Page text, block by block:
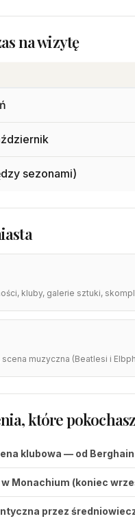
na wizytę
sezonami)
kluby, galerie sztuki,
muzyczna (Beatlesi i
które pokochasz
klubowa — od Berghain
Monachium (koniec
przez